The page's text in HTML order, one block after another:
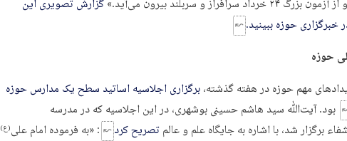
سرافراز و سربلند بيرون می‌آيد.»
گزارش تصویری این
خبرگزاری حوزه ببینید.
حوزه
مهم حوزه در هفته گذشته،برگزاری اجلاسیه اساتید سطح یک مدارس حوزه
بود. آیت‌ﷲ سید هاشم حسینی بوشهری، در این اجلاسیه که در مدرسه
برگزار شد، با اشاره به جایگاه علم و عالمتصریح کرد : «به فرموده امام علی(ع)